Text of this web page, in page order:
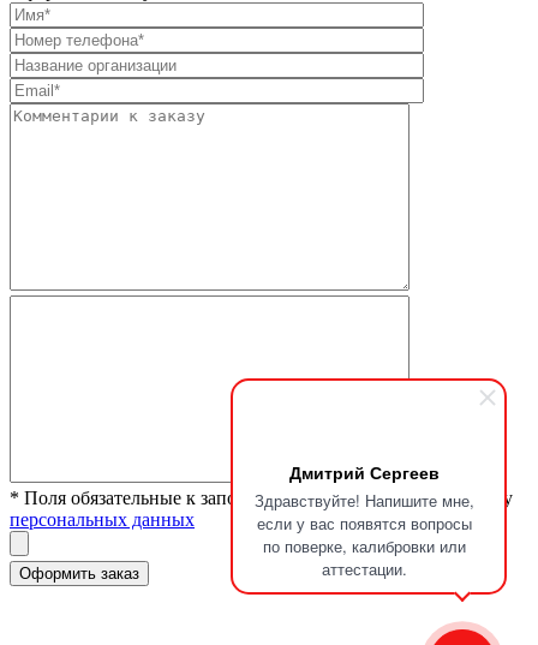
Дмитрий Сергеев
Здравствуйте! Напишите мне,
если у вас появятся вопросы
по поверке, калибровки или
аттестации.
* Поля обязательные к заполнению. Я согласен на обработку
персональных данных